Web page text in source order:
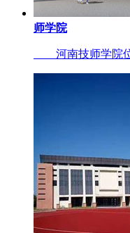
师学院
河南技师学院位